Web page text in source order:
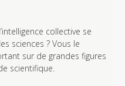
collective se
sciences ? Vous le
sur de grandes figures
scientifique.